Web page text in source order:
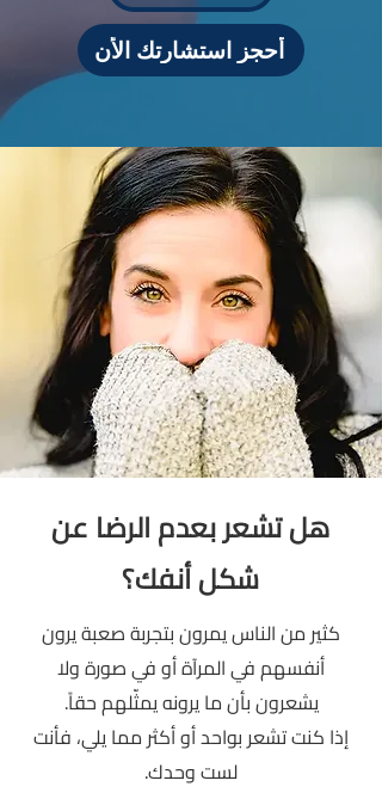
أحجز استشارتك الأن
هل تشعر بعدم الرضا عن
شكل أنفك؟
كثير من الناس يمرون بتجربة صعبة يرون
أنفسهم في المرآة أو في صورة ولا
يشعرون بأن ما يرونه يمثّلهم حقاً.
إذا كنت تشعر بواحد أو أكثر مما يلي، فأنت
لست وحدك.